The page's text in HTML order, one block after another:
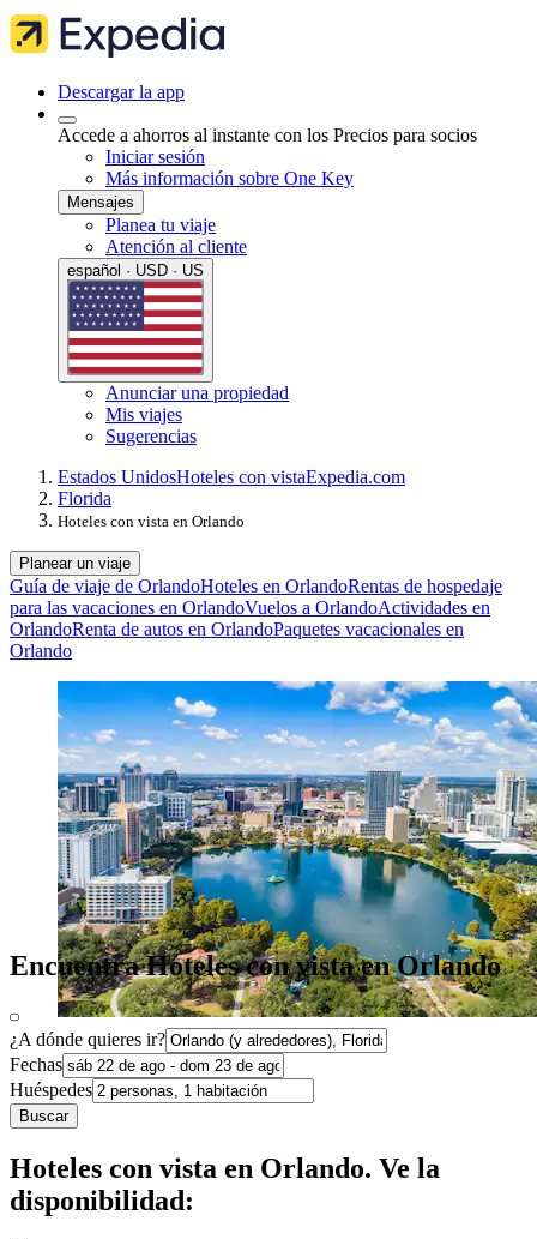
Descargar la app
Accede a ahorros al instante con los Precios para socios
Iniciar sesión
Más información sobre One Key
Mensajes
Planea tu viaje
Atención al cliente
español · USD · US
Anunciar una propiedad
Mis viajes
Sugerencias
Estados UnidosHoteles con vistaExpedia.com
Florida
Hoteles con vista en Orlando
Planear un viaje
Guía de viaje de OrlandoHoteles en OrlandoRentas de hospedaje
para las vacaciones en OrlandoVuelos a OrlandoActividades en
OrlandoRenta de autos en OrlandoPaquetes vacacionales en
Orlando
Encuentra Hoteles con vista en Orlando
¿A dónde quieres ir?
Fechas
Huéspedes
Buscar
Hoteles con vista en Orlando. Ve la
disponibilidad: